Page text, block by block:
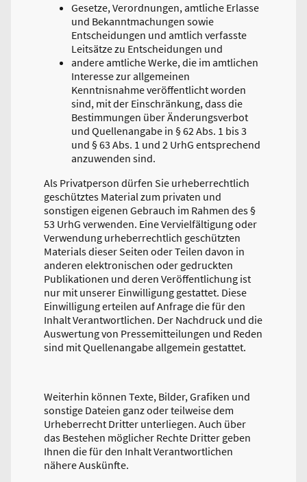
Gesetze, Verordnungen, amtliche Erlasse
und Bekanntmachungen sowie
Entscheidungen und amtlich verfasste
Leitsätze zu Entscheidungen und
andere amtliche Werke, die im amtlichen
Interesse zur allgemeinen
Kenntnisnahme veröffentlicht worden
sind, mit der Einschränkung, dass die
Bestimmungen über Änderungsverbot
und Quellenangabe in § 62 Abs. 1 bis 3
und § 63 Abs. 1 und 2 UrhG entsprechend
anzuwenden sind.
Als Privatperson dürfen Sie urheberrechtlich
geschütztes Material zum privaten und
sonstigen eigenen Gebrauch im Rahmen des §
53 UrhG verwenden. Eine Vervielfältigung oder
Verwendung urheberrechtlich geschützten
Materials dieser Seiten oder Teilen davon in
anderen elektronischen oder gedruckten
Publikationen und deren Veröffentlichung ist
nur mit unserer Einwilligung gestattet. Diese
Einwilligung erteilen auf Anfrage die für den
Inhalt Verantwortlichen. Der Nachdruck und die
Auswertung von Pressemitteilungen und Reden
sind mit Quellenangabe allgemein gestattet.
Weiterhin können Texte, Bilder, Grafiken und
sonstige Dateien ganz oder teilweise dem
Urheberrecht Dritter unterliegen. Auch über
das Bestehen möglicher Rechte Dritter geben
Ihnen die für den Inhalt Verantwortlichen
nähere Auskünfte.